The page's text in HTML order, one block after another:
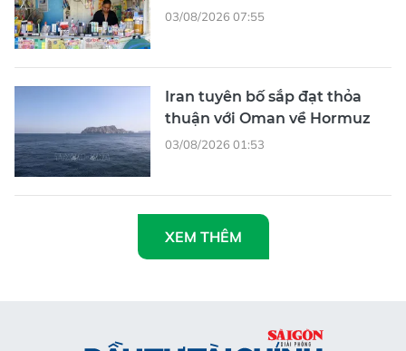
03/08/2026 07:55
Iran tuyên bố sắp đạt thỏa
thuận với Oman về Hormuz
03/08/2026 01:53
XEM THÊM